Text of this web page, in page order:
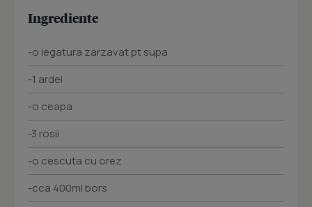
Ingrediente
-o legatura zarzavat pt supa
-1 ardei
-o ceapa
-3 rosii
-o cescuta cu orez
-cca 400ml bors